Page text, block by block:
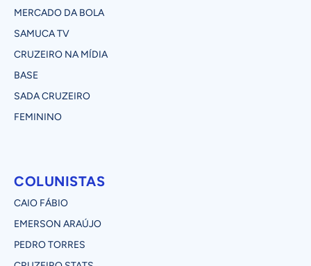
MERCADO DA BOLA
SAMUCA TV
CRUZEIRO NA MÍDIA
BASE
SADA CRUZEIRO
FEMININO
COLUNISTAS
CAIO FÁBIO
EMERSON ARAÚJO
PEDRO TORRES